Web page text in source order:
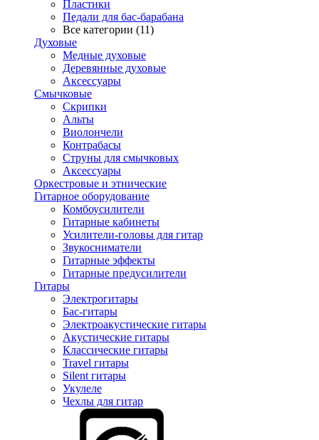
Пластики
Педали для бас-барабана
Все категории (11)
Духовые
Медные духовые
Деревянные духовые
Аксессуары
Смычковые
Скрипки
Альты
Виолончели
Контрабасы
Струны для смычковых
Аксеcсуары
Оркестровые и этнические
Гитарное оборудование
Комбоусилители
Гитарные кабинеты
Усилители-головы для гитар
Звукосниматели
Гитарные эффекты
Гитарные предусилители
Гитары
Электрогитары
Бас-гитары
Электроакустические гитары
Акустические гитары
Классические гитары
Travel гитары
Silent гитары
Укулеле
Чехлы для гитар